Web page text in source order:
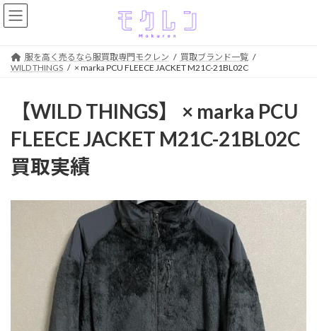
コ
ン
ナ
ビ
服を高く売るなら服買取専門モクレン
買取ブランド一覧
WILD THINGS
× marka PCU FLEECE JACKET M21C-21BL02C
【WILD THINGS】 × marka PCU
FLEECE JACKET M21C-21BL02C
買取実績